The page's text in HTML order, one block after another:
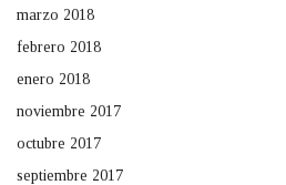
marzo 2018
febrero 2018
enero 2018
noviembre 2017
octubre 2017
septiembre 2017